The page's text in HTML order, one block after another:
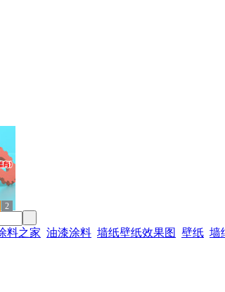
2
料之家 油漆涂料 墙纸壁纸效果图 壁纸 墙